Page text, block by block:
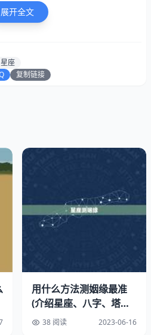
组合。两个星座都了热情和活
无数的火花。狮子座的自信和领
座的冲动和好斗性格。他们在一
自己的目标。
注重自己的形象和外表，他们都
魅力。他们可以一起参加各种社
让人们对他们刮目相看。
展开全文
星座
复制链接
用什么方法测姻缘最准
(介绍星座、八字、塔罗
牌哪个更靠谱)
38 阅读 2023-06-16